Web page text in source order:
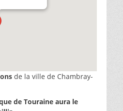
de la ville de Chambray-
de Touraine aura le